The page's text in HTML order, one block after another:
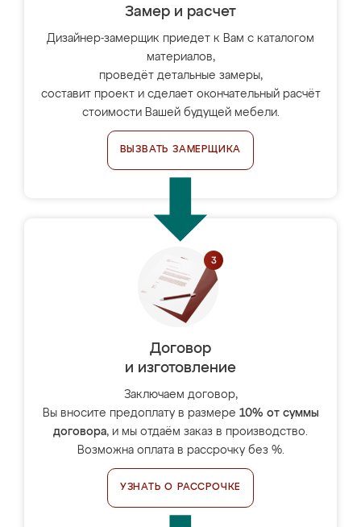
Замер и расчет
Дизайнер-замерщик приедет к Вам с каталогом
материалов,
проведёт детальные замеры,
составит проект и сделает окончательный расчёт
стоимости Вашей будущей мебели.
ВЫЗВАТЬ ЗАМЕРЩИКА
Договор
и изготовление
Заключаем договор,
Вы вносите предоплату в размере 10% от суммы
договора, и мы отдаём заказ в производство.
Возможна оплата в рассрочку без %.
УЗНАТЬ О РАССРОЧКЕ